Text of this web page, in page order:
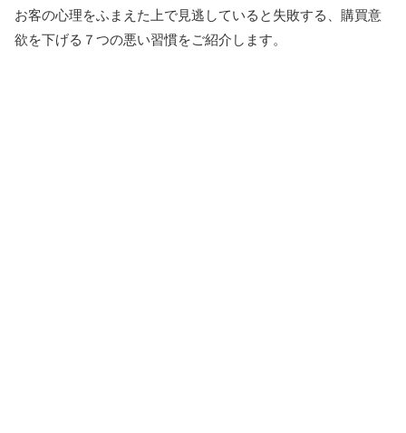
お客の心理をふまえた上で見逃していると失敗する、購買意
欲を下げる７つの悪い習慣をご紹介します。